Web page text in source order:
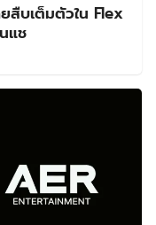
สืบเต็มตัวใน Flex
แช